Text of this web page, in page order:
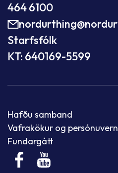
464 6100
Starfsfólk
KT: 640169-5599
Hafðu samband
Vafrakökur og
Fundargátt